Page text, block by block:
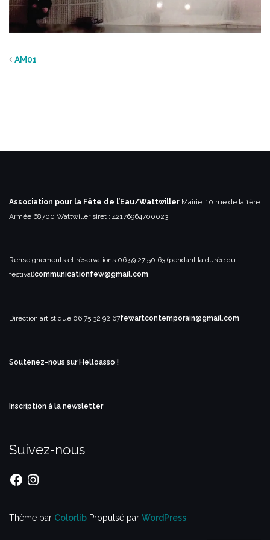
AM01
Association pour la Fête de l’Eau/Wattwiller Mairie, 10 rue de la 1ère
Armée 68700 Wattwillersiret : 42176964700023
Renseignements et réservations 06 59 27 50 63 (pendant la durée du
festival)communicationfew@gmail.com
Direction artistique 06 75 32 92 67fewartcontemporain@gmail.com
Soutenez-nous sur Helloasso !
Inscription à la newsletter
Suivez-nous
FacebookInstagram
Thème par Colorlib Propulsé par WordPress